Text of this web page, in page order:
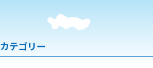
カテゴリー